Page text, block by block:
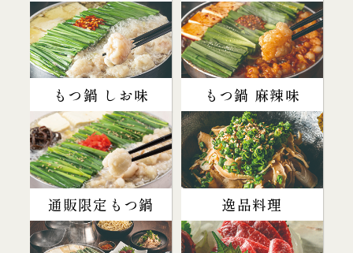
もつ鍋 しお味 もつ鍋 麻辣味
通販限定もつ鍋 逸品料理